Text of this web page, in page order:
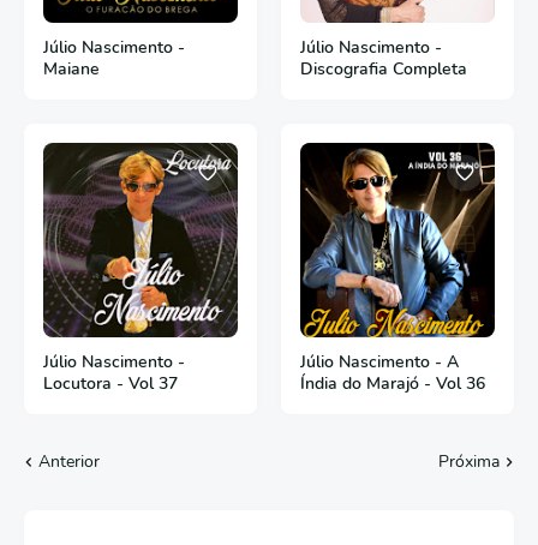
Júlio Nascimento -
Maiane
Júlio Nascimento -
Discografia Completa
Júlio Nascimento -
Locutora - Vol 37
Júlio Nascimento - A
Índia do Marajó - Vol 36
Anterior Próxima